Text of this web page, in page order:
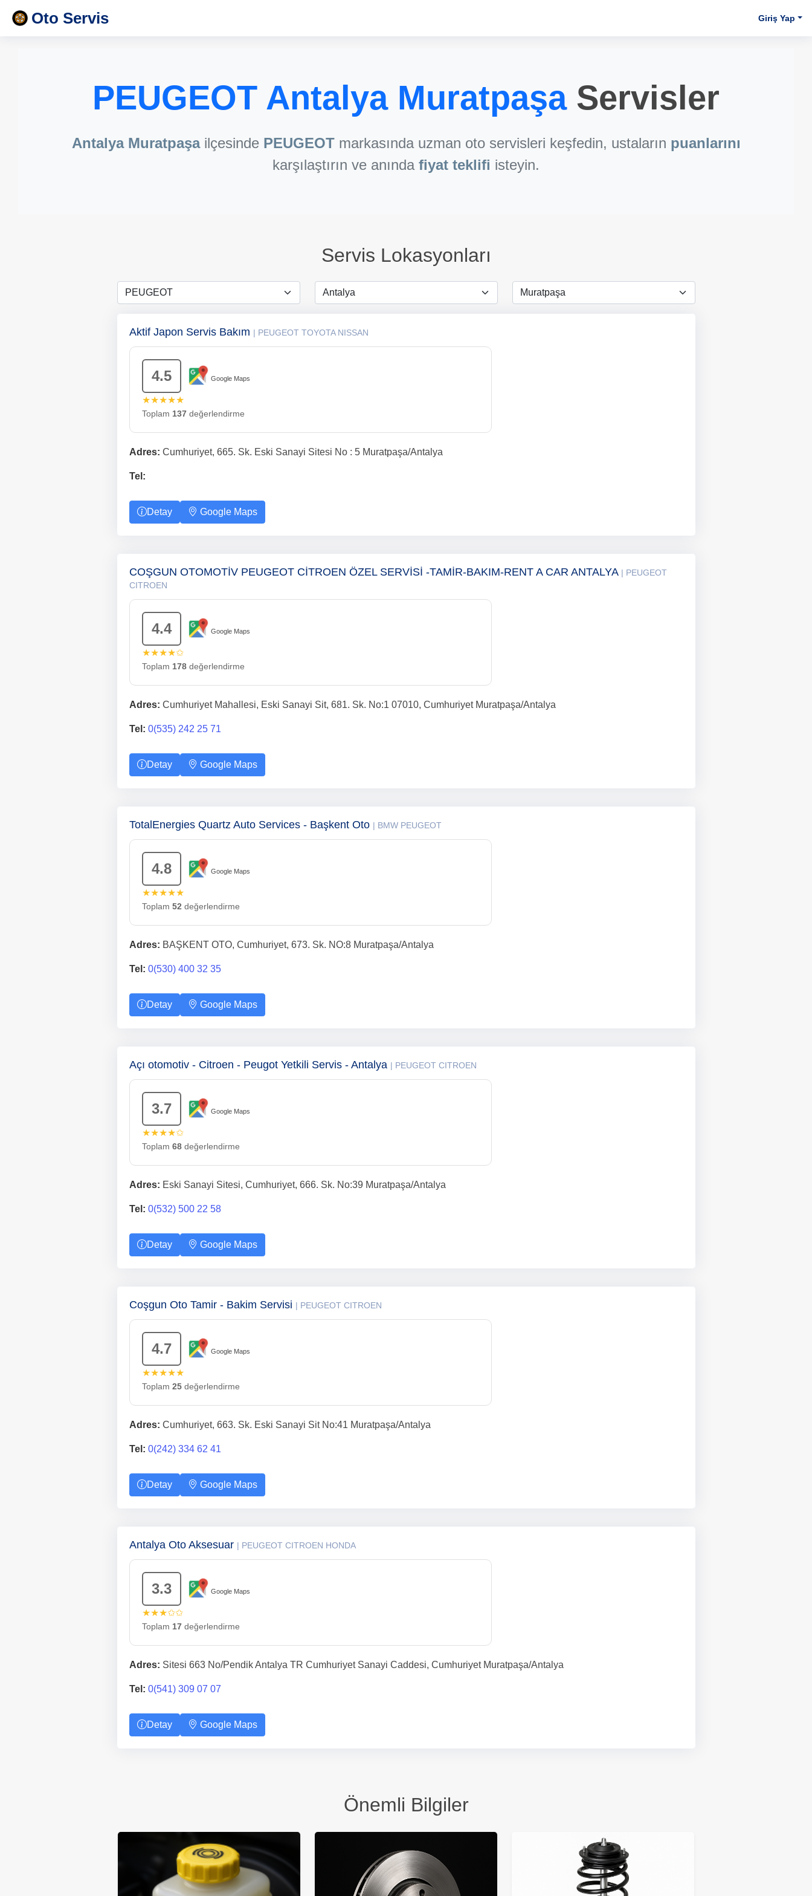
Oto Servis Giriş Yap
PEUGEOT Antalya MuratpaşaServisler
Antalya Muratpaşailçesinde PEUGEOTmarkasında uzman oto servisleri keşfedin, ustaların puanlarını
karşılaştırın ve anında fiyat teklifi isteyin.
Servis Lokasyonları
Aktif Japon Servis Bakım | PEUGEOT TOYOTA NISSAN
4.5 Google Maps
★★★★★
Toplam 137değerlendirme
Adres: Cumhuriyet, 665. Sk. Eski Sanayi Sitesi No : 5 Muratpaşa/Antalya
Tel:
Detay Google Maps
COŞGUN OTOMOTİV PEUGEOT CİTROEN ÖZEL SERVİSİ -TAMİR-BAKIM-RENT A CAR ANTALYA | PEUGEOT
CITROEN
4.4 Google Maps
★★★★✩
Toplam 178değerlendirme
Adres: Cumhuriyet Mahallesi, Eski Sanayi Sit, 681. Sk. No:1 07010, Cumhuriyet Muratpaşa/Antalya
Tel: 0(535) 242 25 71
Detay Google Maps
TotalEnergies Quartz Auto Services - Başkent Oto | BMW PEUGEOT
4.8 Google Maps
★★★★★
Toplam 52 değerlendirme
Adres: BAŞKENT OTO, Cumhuriyet, 673. Sk. NO:8 Muratpaşa/Antalya
Tel: 0(530) 400 32 35
Detay Google Maps
Açı otomotiv - Citroen - Peugot Yetkili Servis - Antalya | PEUGEOT CITROEN
3.7 Google Maps
★★★★✩
Toplam 68değerlendirme
Adres: Eski Sanayi Sitesi, Cumhuriyet, 666. Sk. No:39 Muratpaşa/Antalya
Tel: 0(532) 500 22 58
Detay Google Maps
Coşgun Oto Tamir - Bakim Servisi | PEUGEOT CITROEN
4.7 Google Maps
★★★★★
Toplam 25değerlendirme
Adres: Cumhuriyet, 663. Sk. Eski Sanayi Sit No:41 Muratpaşa/Antalya
Tel: 0(242) 334 62 41
Detay Google Maps
Antalya Oto Aksesuar | PEUGEOT CITROEN HONDA
3.3 Google Maps
★★★✩✩
Toplam 17değerlendirme
Adres: Sitesi 663 No/Pendik Antalya TR Cumhuriyet Sanayi Caddesi, Cumhuriyet Muratpaşa/Antalya
Tel: 0(541) 309 07 07
Detay Google Maps
Önemli Bilgiler